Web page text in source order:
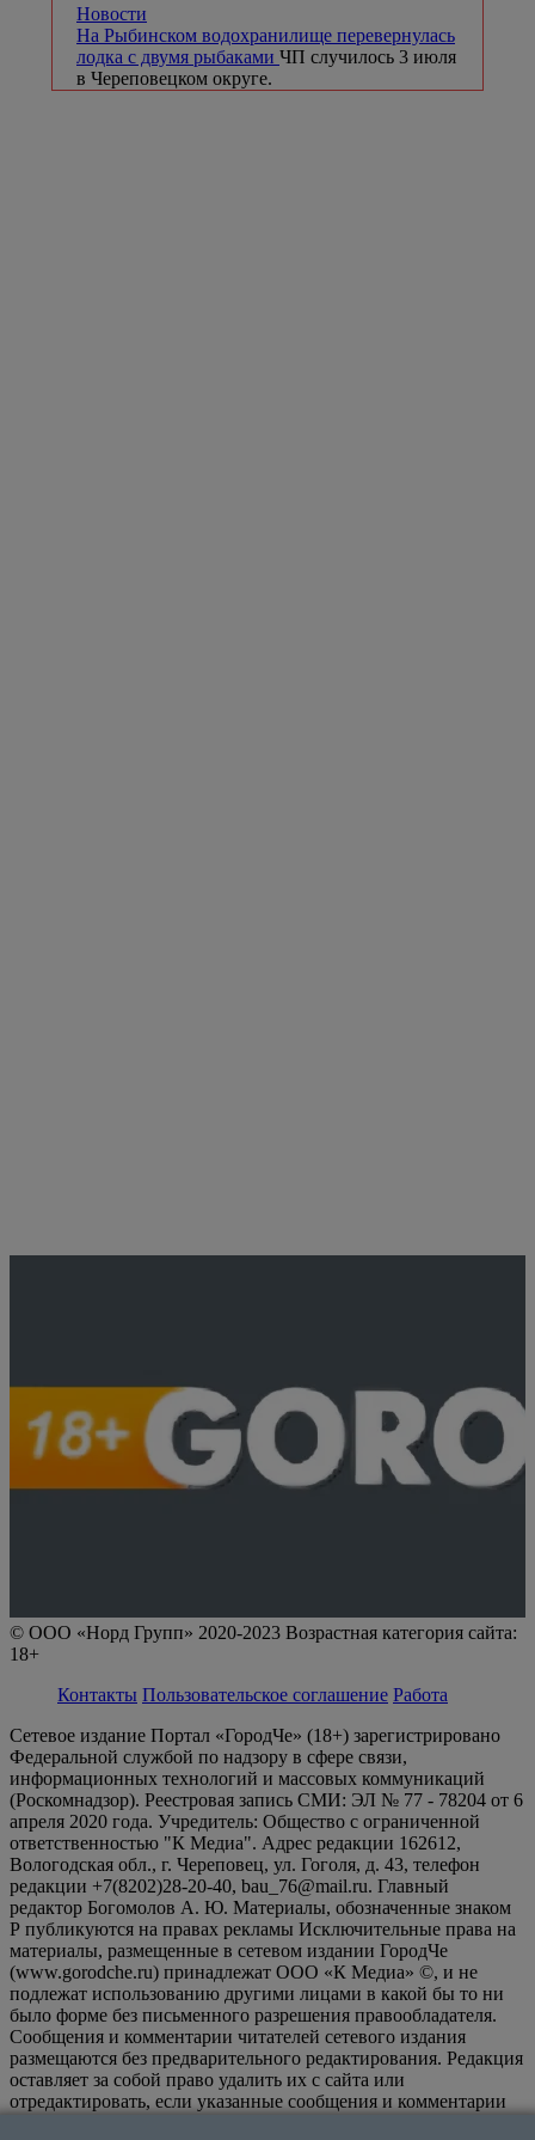
Новости
На Рыбинском водохранилище перевернулась
лодка с двумя рыбаками ЧП случилось 3 июля
в Череповецком округе.
© ООО «Норд Групп» 2020-2023 Возрастная категория сайта:
18+
Контакты Пользовательское соглашение Работа
Сетевое издание Портал «ГородЧе» (18+) зарегистрировано
Федеральной службой по надзору в сфере связи,
информационных технологий и массовых коммуникаций
(Роскомнадзор). Реестровая запись СМИ: ЭЛ № 77 - 78204 от 6
апреля 2020 года. Учредитель: Общество с ограниченной
ответственностью "К Медиа". Адрес редакции 162612,
Вологодская обл., г. Череповец, ул. Гоголя, д. 43, телефон
редакции +7(8202)28-20-40, bau_76@mail.ru. Главный
редактор Богомолов А. Ю. Материалы, обозначенные знаком
Р публикуются на правах рекламы Исключительные права на
материалы, размещенные в сетевом издании ГородЧе
(www.gorodche.ru) принадлежат ООО «К Медиа» ©, и не
подлежат использованию другими лицами в какой бы то ни
было форме без письменного разрешения правообладателя.
Сообщения и комментарии читателей сетевого издания
размещаются без предварительного редактирования. Редакция
оставляет за собой право удалить их с сайта или
отредактировать, если указанные сообщения и комментарии